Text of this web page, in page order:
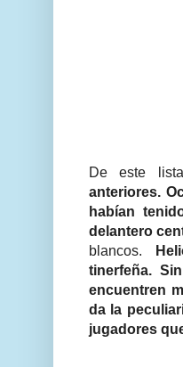
De este
anteriores.
habían
delantero
blancos.
tinerfeña.
encuentren
da la
jugadores